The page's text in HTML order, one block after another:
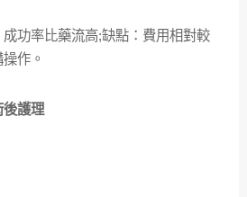
功率比藥流高;缺點：費用相對較
作。
護理